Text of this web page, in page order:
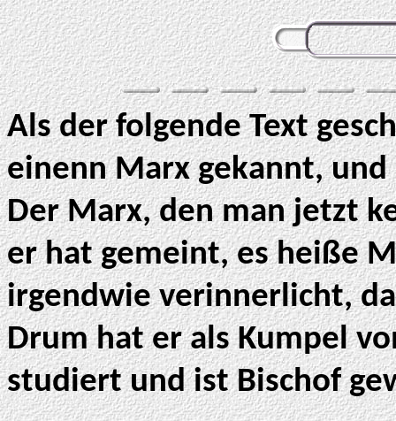
Als der folgende Text
einenn Marx gekannt, und
Der Marx, den man jetzt
er hat gemeint, es heiße
irgendwie verinnerlicht,
Drum hat er als Kumpel
studiert und ist Bischof